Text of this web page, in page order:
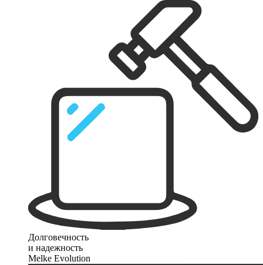
Долговечность
и надежность
Melke Evolution